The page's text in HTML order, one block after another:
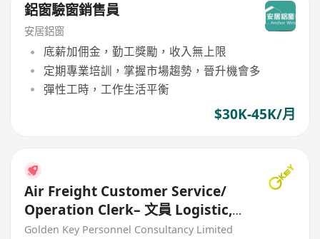
鋁窗驗窗銷售員
安居鋁窗
底薪加佣金，勤工獎勵，收入無上限
定期專業培訓，掌握市場趨勢，晉升機會多
彈性工時，工作生活平衡
$30K-45K/月
Air Freight Customer Service/
Operation Clerk– 文員 Logistic,
Forwarder
Golden Key Personnel Consultancy Limited